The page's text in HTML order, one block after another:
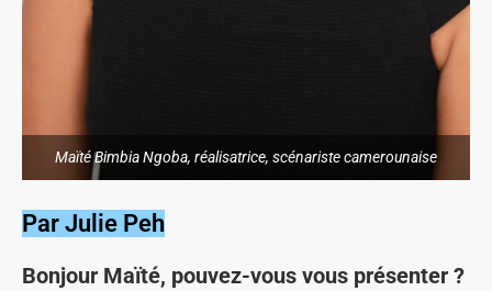
Maïté Bimbia Ngoba, réalisatrice, scénariste camerounaise
Par Julie Peh
Bonjour Maïté, pouvez-vous vous présenter ?